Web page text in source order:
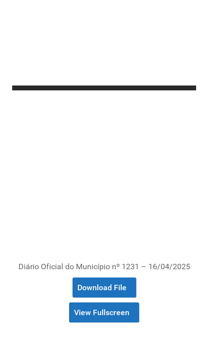
Diário Oficial do Município nº 1231 – 16/04/2025
Download File
View Fullscreen